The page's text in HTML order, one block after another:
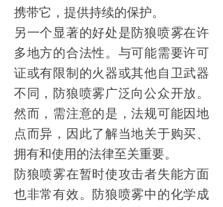
携带它，提供持续的保护。
另一个显著的好处是 防狼喷雾在许
多地方的合法性。与可能需要许可
证或有限制的火器或其他自卫武器
不同， 防狼喷雾 广泛向公众开放。
然而，需注意的是，法规可能因地
点而异，因此了解当地关于购买、
拥有和使用的法律至关重要。
防狼喷雾在暂时使攻击者失能方面
也非常有效。
防狼喷雾中的化学成